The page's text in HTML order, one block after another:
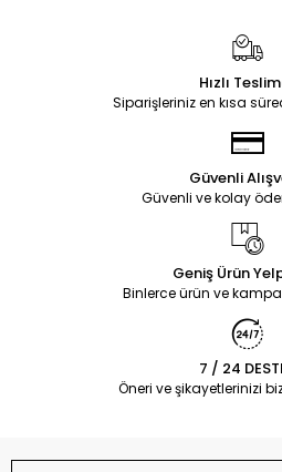
Hızlı
Siparişleriniz en kısa
Güvenli
Güvenli ve kolay
Geniş Ürün
Binlerce ürün ve
7 / 24
Öneri ve şikayetlerinizi